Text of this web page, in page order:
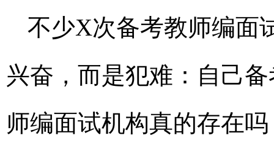
不少X次备考教师编面
兴奋，而是犯难：自己
师编面试机构真的存在